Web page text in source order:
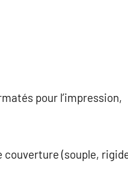
pour l’impression,
couverture (souple,